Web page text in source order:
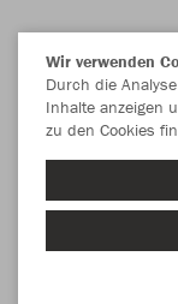
Wir verwenden
Durch die
Inhalte anzeigen
zu den Cookies